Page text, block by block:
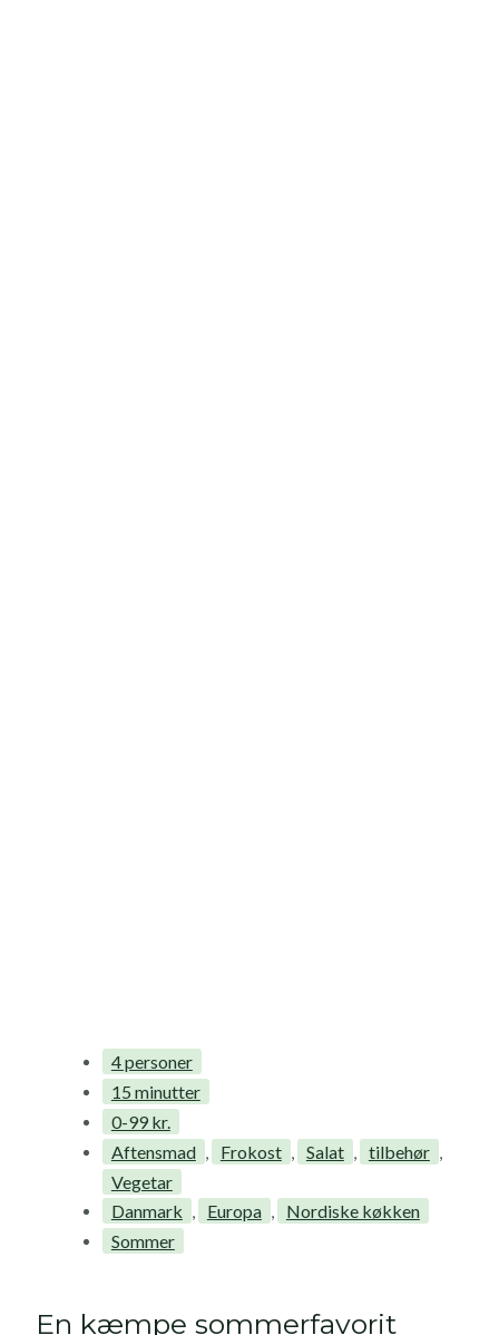
4 personer
15 minutter
0-99 kr.
Aftensmad , Frokost , Salat , tilbehør ,
Vegetar
Danmark , Europa ,
Nordiske køkken
Sommer
En kæmpe sommerfavorit